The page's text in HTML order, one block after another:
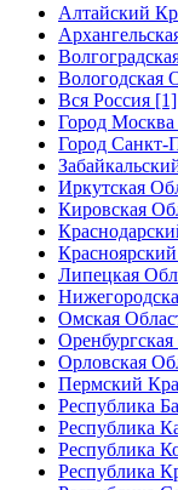
Алтайский
Вологодская
Вся Россия [1]
Город
Город Санкт-
Иркутская
Кировская
Липецкая
Омская
Орловская
Пермский
Республика
Республика
Республика
Республика